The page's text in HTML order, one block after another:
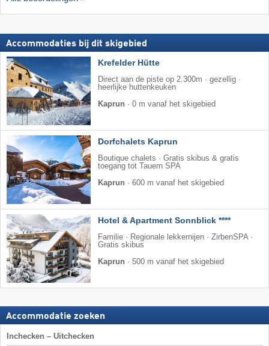
Accommodaties bij dit skigebied
Krefelder Hütte
Direct aan de piste op 2.300m · gezellig ·
heerlijke huttenkeuken
Kaprun · 0 m vanaf het skigebied
Dorfchalets Kaprun
Boutique chalets · Gratis skibus & gratis
toegang tot Tauern SPA
Kaprun · 600 m vanaf het skigebied
Hotel & Apartment Sonnblick ****
Familie · Regionale lekkernijen · ZirbenSPA ·
Gratis skibus
Kaprun · 500 m vanaf het skigebied
Accommodatie zoeken
Inchecken – Uitchecken